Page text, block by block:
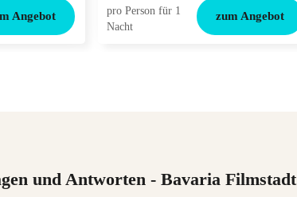
Angebot
pro Person für 1
Nacht
zum Angebot
und Antworten - Bavaria Filmstadt